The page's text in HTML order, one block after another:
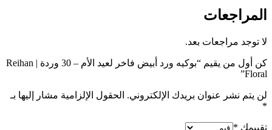
المراجعات
لا توجد مراجعات بعد.
كن أول من يقيم “بوكيه ورد أبيض فاخر لعيد الأم – 30 وردة | Reihan
Floral”
لن يتم نشر عنوان بريدك الإلكتروني. الحقول الإلزامية مشار إليها بـ
*
تقييمك *